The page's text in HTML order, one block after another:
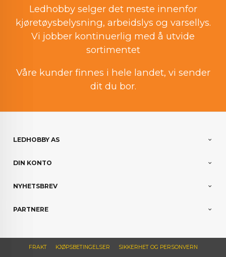
Ledhobby selger det meste innenfor
kjøretøysbelysning, arbeidslys og varsellys.
Vi jobber kontinuerlig med å utvide
sortimentet
Våre kunder finnes i hele landet, vi sender
dit du bor.
LEDHOBBY AS
DIN KONTO
NYHETSBREV
PARTNERE
FRAKT KJØPSBETINGELSER SIKKERHET OG PERSONVERN